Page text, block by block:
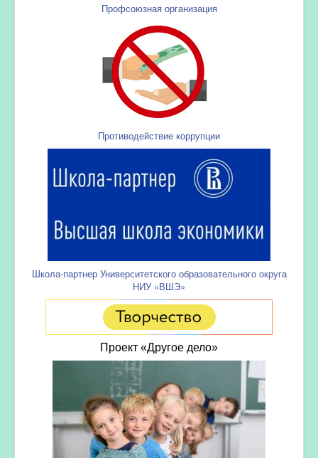
Профсоюзная организация
Противодействие коррупции
Школа-партнер Университетского образовательного округа
НИУ «ВШЭ»
Проект «Другое дело»